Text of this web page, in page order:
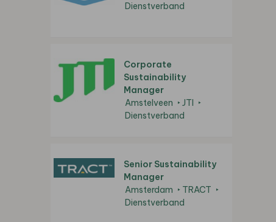
Dienstverband
Corporate
Sustainability
Manager
Amstelveen
JTI
Dienstverband
Senior Sustainability
Manager
Amsterdam
TRACT
Dienstverband